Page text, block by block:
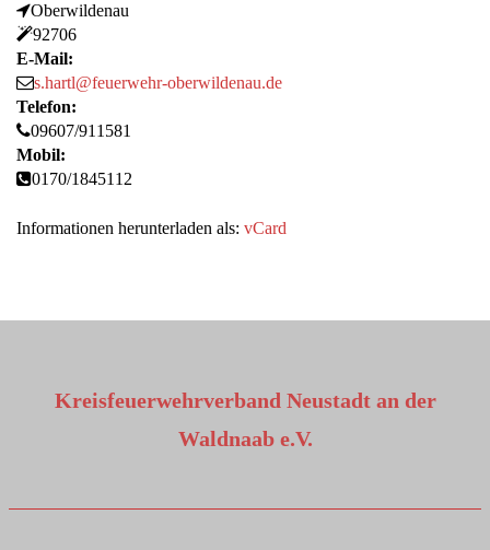
Oberwildenau
92706
E-Mail:
s.hartl@feuerwehr-oberwildenau.de
Telefon:
09607/911581
Mobil:
0170/1845112
Informationen herunterladen als: vCard
Kreisfeuerwehrverband Neustadt an der
Waldnaab e.V.